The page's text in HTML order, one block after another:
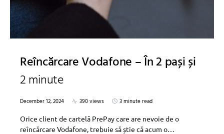
Reîncărcare Vodafone – În 2 pași și
2 minute
December 12, 2024 390 views
3 minute read
Orice client de cartelă PrePay care are nevoie de o
reîncărcare Vodafone, trebuie să știe că acum o…